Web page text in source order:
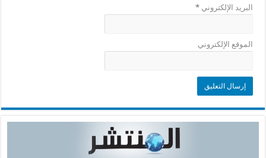
البريد الإلكتروني*
الموقع الإلكتروني